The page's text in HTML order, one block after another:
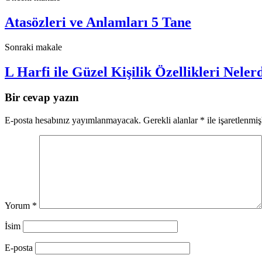
Atasözleri ve Anlamları 5 Tane
Sonraki makale
L Harfi ile Güzel Kişilik Özellikleri
Bir cevap yazın
E-posta hesabınız yayımlanmayacak. Gerekli alanlar * ile
Yorum *
İsim
E-posta